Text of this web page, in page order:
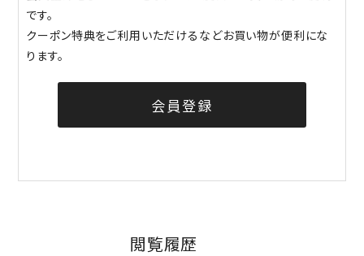
です。
クーポン特典をご利用いただけるなどお買い物が便利にな
ります。
会員登録
閲覧履歴